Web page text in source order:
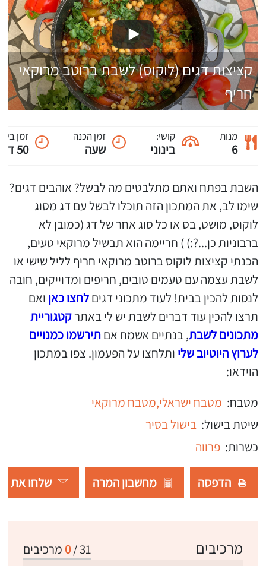
קציצות דגים (לוקוס) לשבת ברוטב מרוקאי
חריף
מנות
6
קושי:
בינוני
זמן הכנה
שעה
זמן
50 דקות
השבת בפתח ואתם מתלבטים מה לבשל? אוהבים דגים?
שימו לב, את המתכון הזה תוכלו לבשל עם דג מסוג
לוקוס, מושט, בס או כל סוג אחר של דג (כמובן לא
ברבוניות כן...?:) ) חריימה הוא תבשיל מרוקאי טעים,
הכנתי קציצות לוקוס ברוטב מרוקאי חריף לליל שישי או
לשבת עצמה עם טעמים טובים, חריפים ומדוייקים, חובה
לנסות להכין בבית! לעוד מתכוני דגיםלחצו כאן ואם
תרצו להכין עוד דברים לשבת יש לי באתרקטגוריית
מתכונים לשבת, בנתיים אשמח אםתירשמו כמנויים
לערוץ היוטיוב שלי ותלחצו על הפעמון. צפו במתכון
הוידאו:
מטבח: מטבח ישראלי,מטבח מרוקאי
שיטת בישול: בישול בסיר
כשרות: פרווה
הדפסה מחשבון המרה שלחו את
31
/
0 מרכיבים מרכיבים